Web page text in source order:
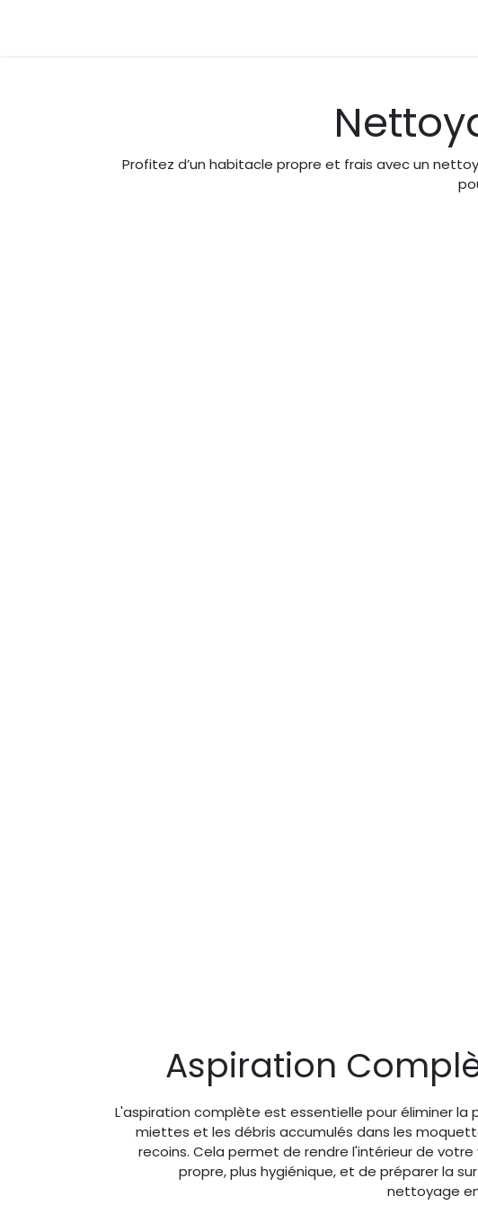
Profitez d’un habitacle propre et frais avec un
Aspiration
L'aspiration complète est essentielle pour éliminer la
miettes et les débris accumulés dans les
recoins. Cela permet de rendre l'intérieur de votre
propre, plus hygiénique, et de préparer la
nettoyage